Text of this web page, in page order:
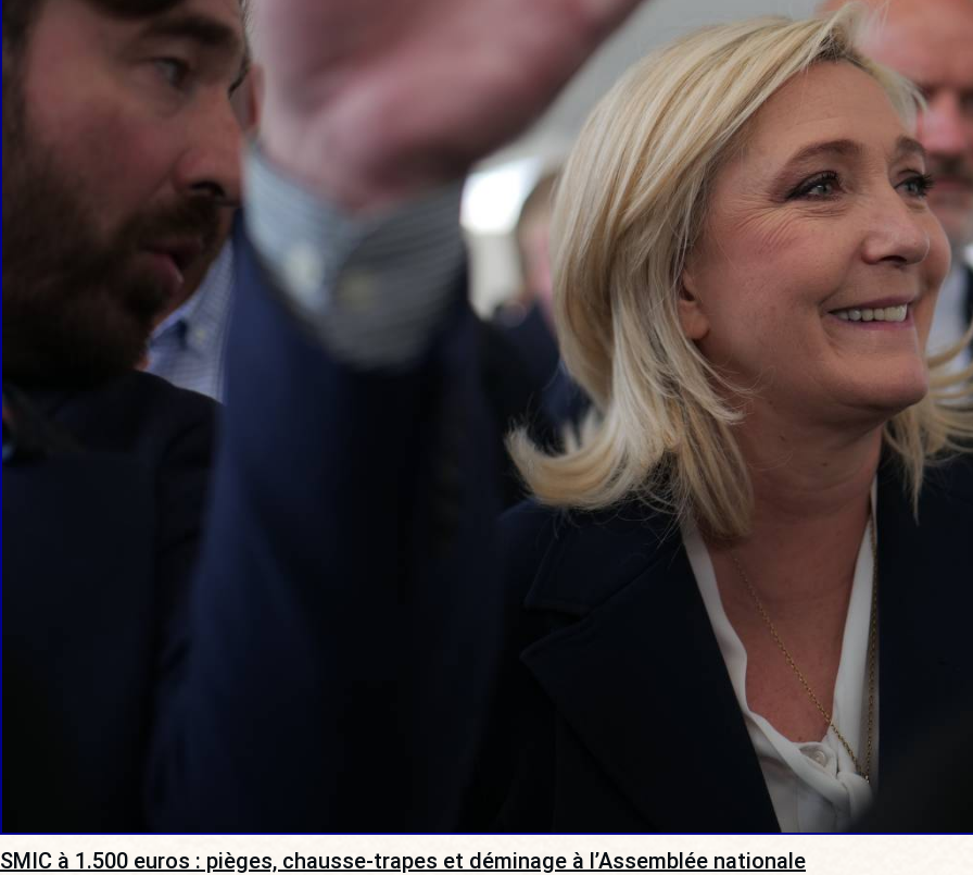
SMIC à 1.500 euros : pièges, chausse-trapes et déminage à l’Assemblée nationale